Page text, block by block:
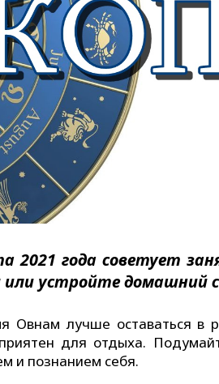
2021 года советует
или устройте домашний
Овнам лучше оставаться в
для отдыха.
и познанием себя.